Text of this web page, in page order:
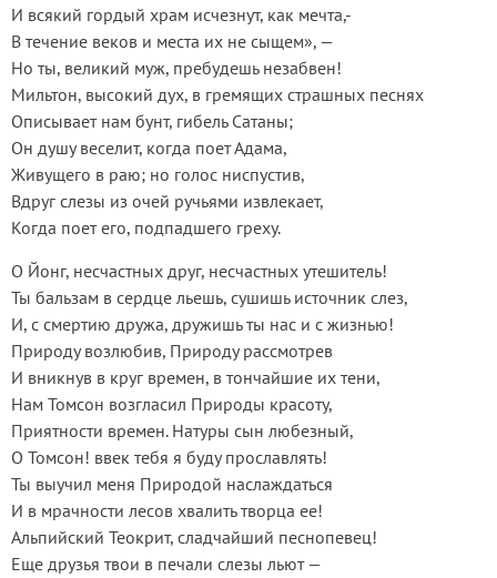
И всякий гордый храм исчезнут, как мечта,-
В течение веков и места их не сыщем», —
Но ты, великий муж, пребудешь незабвен!
Мильтон, высокий дух, в гремящих страшных песнях
Описывает нам бунт, гибель Сатаны;
Он душу веселит, когда поет Адама,
Живущего в раю; но голос ниспустив,
Вдруг слезы из очей ручьями извлекает,
Когда поет его, подпадшего греху.
О Йонг, несчастных друг, несчастных утешитель!
Ты бальзам в сердце льешь, сушишь источник слез,
И, с смертию дружа, дружишь ты нас и с жизнью!
Природу возлюбив, Природу рассмотрев
И вникнув в круг времен, в тончайшие их тени,
Нам Томсон возгласил Природы красоту,
Приятности времен. Натуры сын любезный,
О Томсон! ввек тебя я буду прославлять!
Ты выучил меня Природой наслаждаться
И в мрачности лесов хвалить творца ее!
Альпийский Теокрит, сладчайший песнопевец!
Еще друзья твои в печали слезы льют —